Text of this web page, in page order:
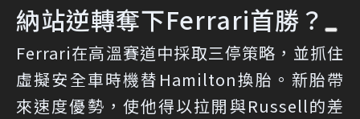
納站逆轉奪下Ferrari首勝？
Ferrari在高溫賽道中採取三停策略，並抓住
虛擬安全車時機替Hamilton換胎。新胎帶
來速度優勢，使他得以拉開與Russell的差